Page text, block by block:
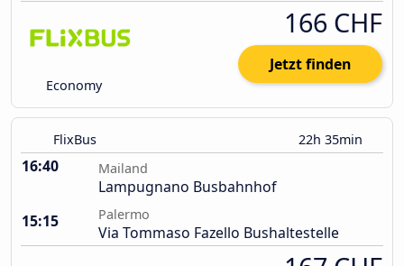
Economy
166 CHF
Jetzt finden
FlixBus 22h 35min
16:40 Mailand
Lampugnano Busbahnhof
15:15
Palermo
Via Tommaso Fazello Bushaltestelle